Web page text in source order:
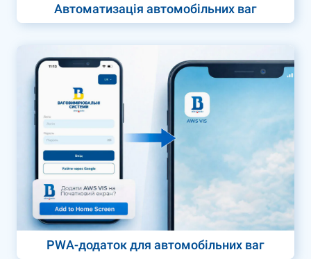
Автоматизація автомобільних ваг
PWA-додаток для автомобільних ваг